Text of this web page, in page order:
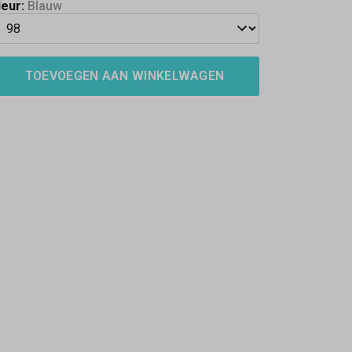
Blauw
TOEVOEGEN AAN WINKELWAGEN